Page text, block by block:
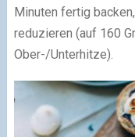
Minuten fertig
reduzieren (auf 160
Ober-/Unterhitze).